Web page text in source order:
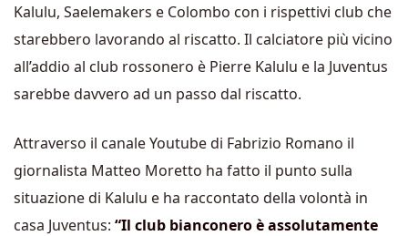
Kalulu, Saelemakers e Colombo con i rispettivi club che
starebbero lavorando al riscatto. Il calciatore più vicino
all’addio al club rossonero è Pierre Kalulu e la Juventus
sarebbe davvero ad un passo dal riscatto.
Attraverso il canale Youtube di Fabrizio Romano il
giornalista Matteo Moretto ha fatto il punto sulla
situazione di Kalulu e ha raccontato della volontà in
casa Juventus: “Il club bianconero è assolutamente